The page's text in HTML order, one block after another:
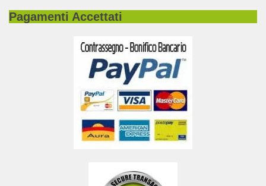
Pagamenti Accettati